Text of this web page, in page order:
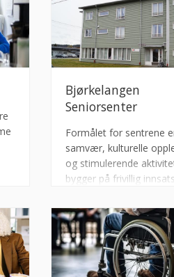
Bjørkelangen
Seniorsenter
Formålet for sentrene
samvær, kulturelle
og stimulerende
bygger på frivillig
krever ikke